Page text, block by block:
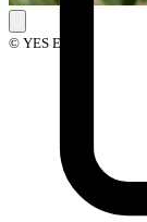
© YES Events